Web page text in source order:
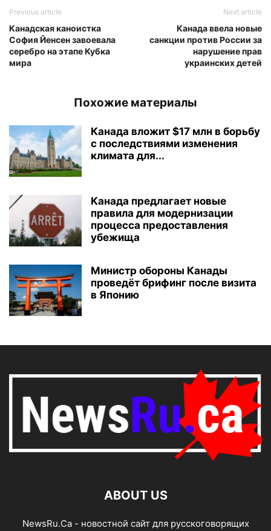
Previous article
Канадская каноистка
София Йенсен завоевала
серебро на этапе Кубка
мира
Next article
Канада ввела новые
санкции против России за
нарушение прав
украинских детей
Похожие материалы
Канада вложит $17 млн в борьбу
с последствиями изменения
климата для...
Канада предлагает новые
правила для модернизации
процесса предоставления
убежища
Министр обороны Канады
проведёт брифинг после визита
в Японию
ABOUT US
NewsRu.Ca - новостной сайт для русскоговорящих